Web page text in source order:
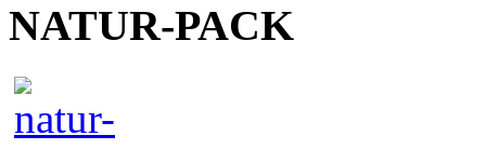
NATUR-PACK